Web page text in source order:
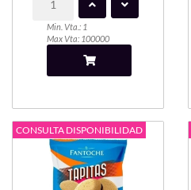
Min. Vta.: 1
Max Vta: 100000
CONSULTA DISPONIBILIDAD